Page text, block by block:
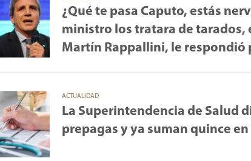
¿Qué te pasa Caputo, estás
ministro los tratara de tarados,
Martín Rappallini, le respondió
ACTUALIDAD
La Superintendencia de Salud
prepagas y ya suman quince